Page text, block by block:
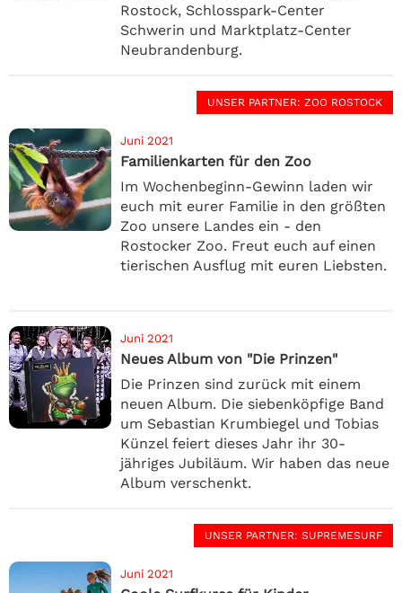
Rostock, Schlosspark-Center
Schwerin und Marktplatz-Center
Neubrandenburg.
UNSER PARTNER: ZOO ROSTOCK
Juni 2021
Familienkarten für den Zoo
Im Wochenbeginn-Gewinn laden wir
euch mit eurer Familie in den größten
Zoo unsere Landes ein - den
Rostocker Zoo. Freut euch auf einen
tierischen Ausflug mit euren Liebsten.
Juni 2021
Neues Album von "Die Prinzen"
Die Prinzen sind zurück mit einem
neuen Album. Die siebenköpfige Band
um Sebastian Krumbiegel und Tobias
Künzel feiert dieses Jahr ihr 30-
jähriges Jubiläum. Wir haben das neue
Album verschenkt.
UNSER PARTNER: SUPREMESURF
Juni 2021